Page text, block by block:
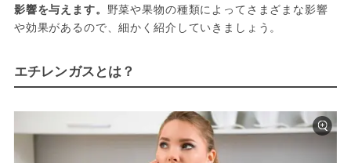
影響を与えます。 野菜や果物の種類によってさまざまな影響
や効果があるので、細かく紹介していきましょう。
エチレンガスとは？